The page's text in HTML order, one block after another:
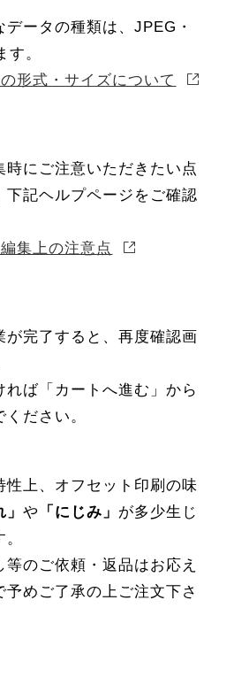
ータの種類は、JPEG・
。
形式・サイズについて
時にご注意いただきたい点
下記ヘルプページをご確認
集上の注意点
完了すると、再度確認画
れば「カートへ進む」から
ださい。
性上、オフセット印刷の味
や 「にじみ」 が多少生じ
等のご依頼・返品はお応え
予めご了承の上ご注文下さ